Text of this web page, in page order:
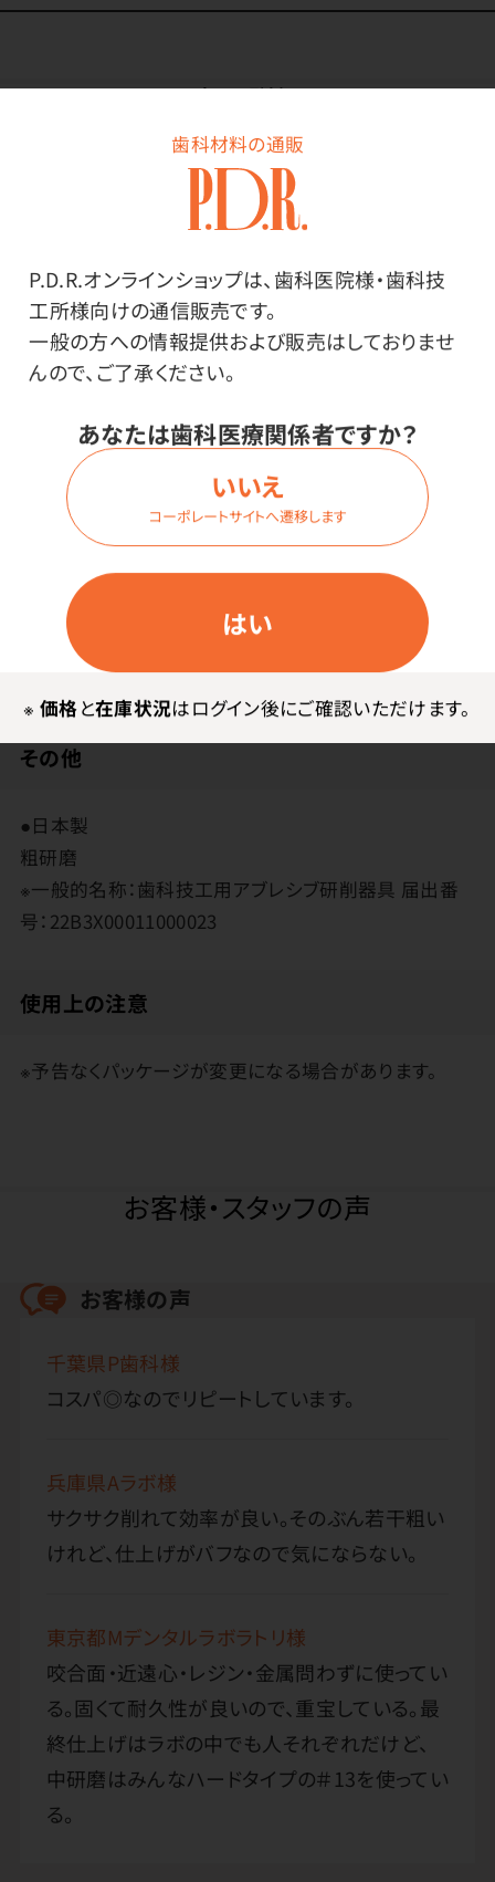
歯科材料の通販
P.D.R.オンラインショップは、歯科医院様・歯科技
工所様向けの通信販売です。
一般の方への情報提供および販売はしておりませ
んので、ご了承ください。
あなたは歯科医療関係者ですか？
はい
いいえ
コーポレートサイトへ遷移します
※ 価格と在庫状況はログイン後にご確認いただけます。
商品詳細
安心の日本製！高品質！「クラフトマスターシリーズ」は国
産品で高品質でありながら、価格でも評価を得られる商
品を目指して開発した、安心の商品です。
各種金属の粗研磨に。
メーカー・ブランド
その他
●日本製
粗研磨
※一般的名称：歯科技工用アブレシブ研削器具 届出番
号：22B3X00011000023
使用上の注意
※予告なくパッケージが変更になる場合があります。
お客様・スタッフの声
お客様の声
千葉県P歯科様
コスパ◎なのでリピートしています。
兵庫県Aラボ様
サクサク削れて効率が良い。そのぶん若干粗い
けれど、仕上げがバフなので気にならない。
東京都Mデンタルラボラトリ様
咬合面・近遠心・レジン・金属問わずに使ってい
る。固くて耐久性が良いので、重宝している。最
終仕上げはラボの中でも人それぞれだけど、
中研磨はみんなハードタイプの＃13を使ってい
る。